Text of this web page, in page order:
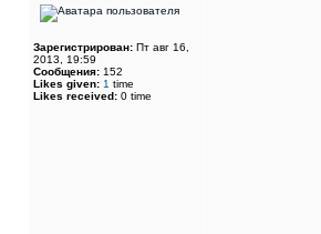
Зарегистрирован: Пт авг 16,
2013, 19:59
Сообщения: 152
Likes given: 1 time
Likes received: 0 time